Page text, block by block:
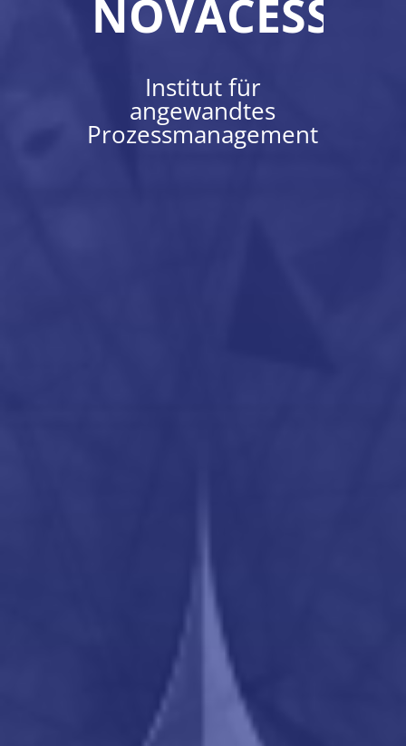
NOVACESS
Institut für
angewandtes
Prozessmanagement